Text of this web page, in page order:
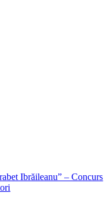
Ibrăileanu” – Concurs